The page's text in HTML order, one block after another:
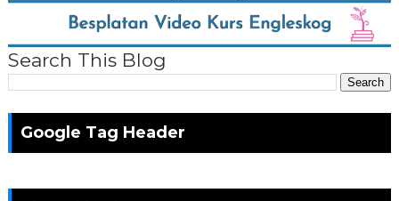
Search This Blog
Google Tag Header